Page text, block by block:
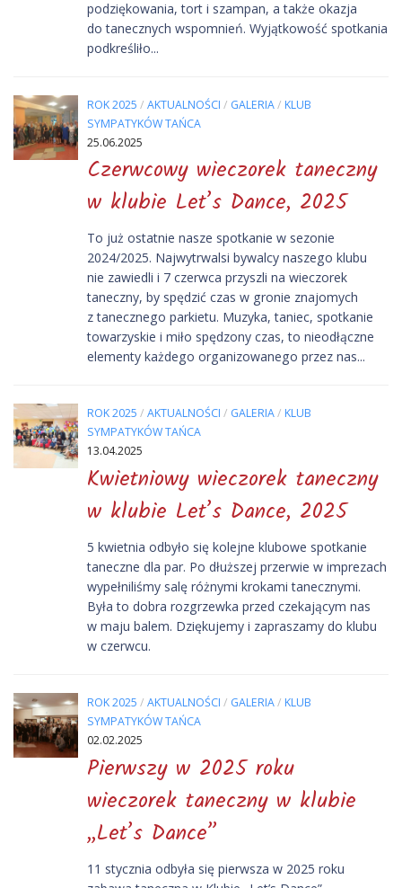
podziękowania, tort i szampan, a także okazja
do tanecznych wspomnień. Wyjątkowość spotkania
podkreśliło...
ROK 2025 / AKTUALNOŚCI / GALERIA/ KLUB
SYMPATYKÓW TAŃCA
25.06.2025
Czerwcowy wieczorek taneczny
w klubie Let’s Dance, 2025
To już ostatnie nasze spotkanie w sezonie
2024/2025. Najwytrwalsi bywalcy naszego klubu
nie zawiedli i 7 czerwca przyszli na wieczorek
taneczny, by spędzić czas w gronie znajomych
z tanecznego parkietu. Muzyka, taniec, spotkanie
towarzyskie i miło spędzony czas, to nieodłączne
elementy każdego organizowanego przez nas...
ROK 2025 / AKTUALNOŚCI / GALERIA/ KLUB
SYMPATYKÓW TAŃCA
13.04.2025
Kwietniowy wieczorek taneczny
w klubie Let’s Dance, 2025
5 kwietnia odbyło się kolejne klubowe spotkanie
taneczne dla par. Po dłuższej przerwie w imprezach
wypełniliśmy salę różnymi krokami tanecznymi.
Była to dobra rozgrzewka przed czekającym nas
w maju balem. Dziękujemy i zapraszamy do klubu
w czerwcu.
ROK 2025 / AKTUALNOŚCI / GALERIA/ KLUB
SYMPATYKÓW TAŃCA
02.02.2025
Pierwszy w 2025 roku
wieczorek taneczny w klubie
„Let’s Dance”
11 stycznia odbyła się pierwsza w 2025 roku